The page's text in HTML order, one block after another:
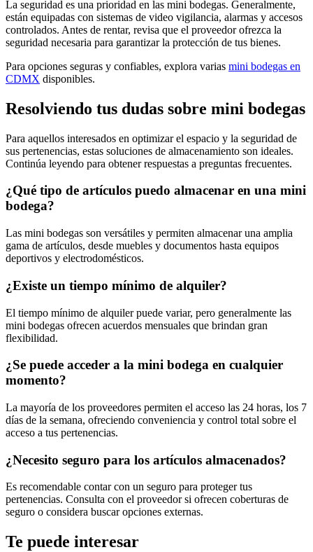
La seguridad es una prioridad en las mini bodegas. Generalmente,
están equipadas con sistemas de video vigilancia, alarmas y accesos
controlados. Antes de rentar, revisa que el proveedor ofrezca la
seguridad necesaria para garantizar la protección de tus bienes.
Para opciones seguras y confiables, explora varias mini bodegas en
CDMX disponibles.
Resolviendo tus dudas sobre mini bodegas
Para aquellos interesados en optimizar el espacio y la seguridad de
sus pertenencias, estas soluciones de almacenamiento son ideales.
Continúa leyendo para obtener respuestas a preguntas frecuentes.
¿Qué tipo de artículos puedo almacenar en una mini
bodega?
Las mini bodegas son versátiles y permiten almacenar una amplia
gama de artículos, desde muebles y documentos hasta equipos
deportivos y electrodomésticos.
¿Existe un tiempo mínimo de alquiler?
El tiempo mínimo de alquiler puede variar, pero generalmente las
mini bodegas ofrecen acuerdos mensuales que brindan gran
flexibilidad.
¿Se puede acceder a la mini bodega en cualquier
momento?
La mayoría de los proveedores permiten el acceso las 24 horas, los 7
días de la semana, ofreciendo conveniencia y control total sobre el
acceso a tus pertenencias.
¿Necesito seguro para los artículos almacenados?
Es recomendable contar con un seguro para proteger tus
pertenencias. Consulta con el proveedor si ofrecen coberturas de
seguro o considera buscar opciones externas.
Te puede interesar